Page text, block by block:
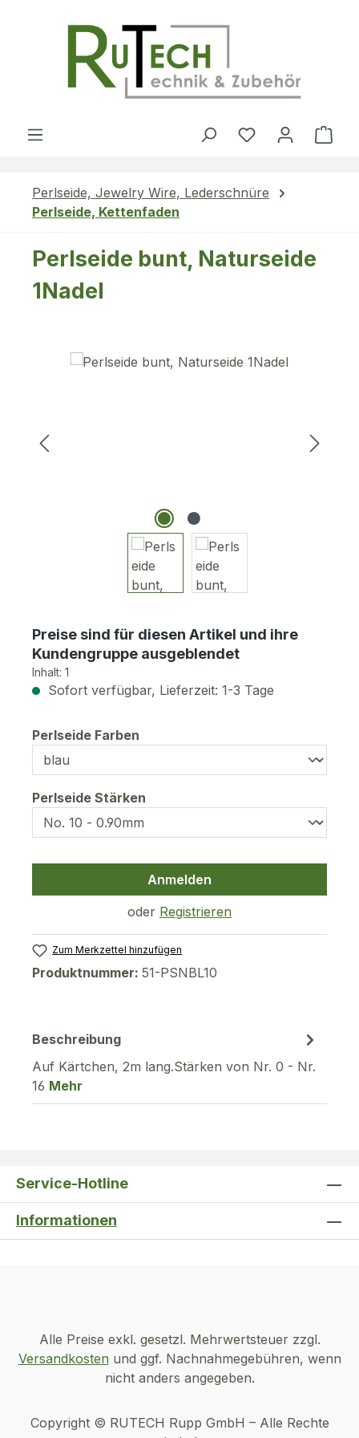
Du hast 0
Perlseide, Jewelry Wire, Lederschnüre
Perlseide, Kettenfaden
Perlseide bunt, Naturseide
1Nadel
Bildergalerie überspringen
Preise sind für diesen Artikel und ihre
Kundengruppe ausgeblendet
Inhalt: 1
Sofort verfügbar, Lieferzeit: 1-3 Tage
Perlseide Farben
Perlseide Stärken
Anmelden
oder Registrieren
Zum Merkzettel hinzufügen
Produktnummer: 51-PSNBL10
Beschreibung
Auf Kärtchen, 2m lang.Stärken von Nr. 0 - Nr.
16 Mehr
Service-Hotline
Informationen
Alle Preise exkl. gesetzl. Mehrwertsteuer zzgl.
Versandkosten und ggf. Nachnahmegebühren, wenn
nicht anders angegeben.
Copyright © RUTECH Rupp GmbH – Alle Rechte